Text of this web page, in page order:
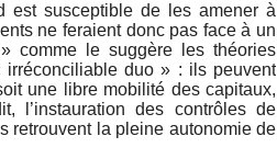
est susceptible de les amener à
ne feraient donc pas face à un
comme le suggère les théories
duo » : ils peuvent
une libre mobilité des capitaux,
l’instauration des contrôles de
retrouvent la pleine autonomie de